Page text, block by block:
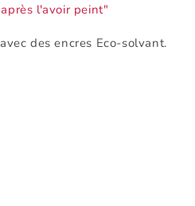
l'avoir peint"
des encres Eco-solvant.